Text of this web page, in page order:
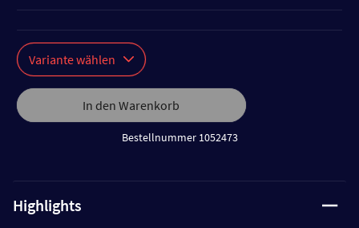
Variante wählen
In den Warenkorb
Bestellnummer 1052473
Highlights